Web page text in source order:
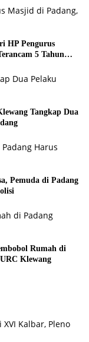
HP Pengurus
5 Tahun
Tangkap Dua
Pemuda di Padang
Rumah di
Klewang